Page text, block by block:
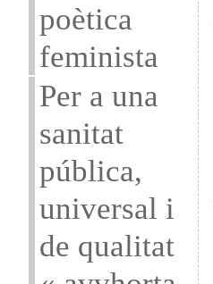
poètica
feminista
Per a una
sanitat
pública,
universal i
de qualitat